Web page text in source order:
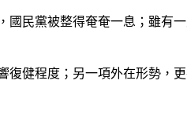
，國民黨被整得奄奄一息；雖有
健程度；另一項外在形勢，